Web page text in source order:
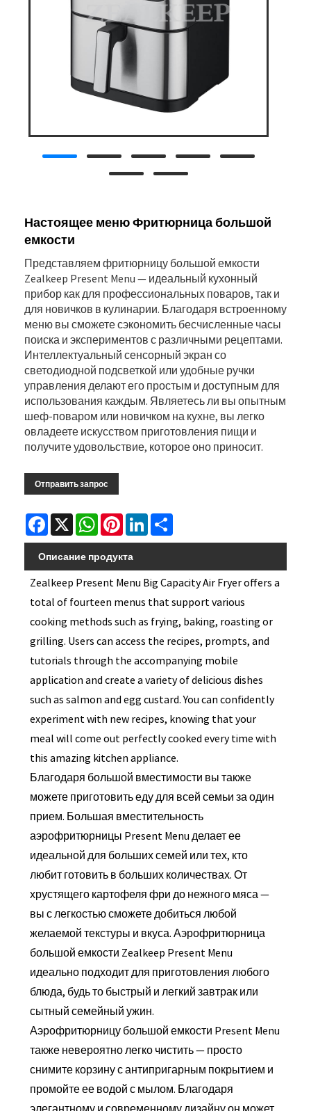
Настоящее меню Фритюрница большой
емкости
Представляем фритюрницу большой емкости
Zealkeep Present Menu — идеальный кухонный
прибор как для профессиональных поваров, так и
для новичков в кулинарии. Благодаря встроенному
меню вы сможете сэкономить бесчисленные часы
поиска и экспериментов с различными рецептами.
Интеллектуальный сенсорный экран со
светодиодной подсветкой или удобные ручки
управления делают его простым и доступным для
использования каждым. Являетесь ли вы опытным
шеф-поваром или новичком на кухне, вы легко
овладеете искусством приготовления пищи и
получите удовольствие, которое оно приносит.
Отправить запрос
Facebook
X WhatsAppPinterestLinkedIn
Описание продукта
Zealkeep Present Menu Big Capacity Air Fryer offers a
total of fourteen menus that support various
cooking methods such as frying, baking, roasting or
grilling. Users can access the recipes, prompts, and
tutorials through the accompanying mobile
application and create a variety of delicious dishes
such as salmon and egg custard. You can confidently
experiment with new recipes, knowing that your
meal will come out perfectly cooked every time with
this amazing kitchen appliance.
Благодаря большой вместимости вы также
можете приготовить еду для всей семьи за один
прием. Большая вместительность
аэрофритюрницы Present Menu делает ее
идеальной для больших семей или тех, кто
любит готовить в больших количествах. От
хрустящего картофеля фри до нежного мяса —
вы с легкостью сможете добиться любой
желаемой текстуры и вкуса. Аэрофритюрница
большой емкости Zealkeep Present Menu
идеально подходит для приготовления любого
блюда, будь то быстрый и легкий завтрак или
сытный семейный ужин.
Аэрофритюрницу большой емкости Present Menu
также невероятно легко чистить — просто
снимите корзину с антипригарным покрытием и
промойте ее водой с мылом. Благодаря